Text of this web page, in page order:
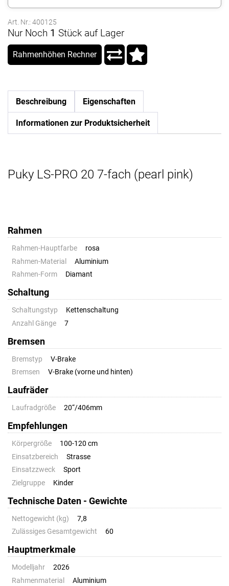
Art. Nr.: 400125
Nur Noch 1 Stück auf Lager
Rahmenhöhen Rechner
Beschreibung Eigenschaften
Informationen zur Produktsicherheit
Puky LS-PRO 20 7-fach (pearl pink)
Rahmen
Rahmen-Hauptfarbe
rosa
Rahmen-Material
Aluminium
Rahmen-Form
Diamant
Schaltung
Schaltungstyp
Kettenschaltung
Anzahl Gänge
7
Bremsen
Bremstyp
V-Brake
Bremsen
V-Brake (vorne und hinten)
Laufräder
Laufradgröße 20“/406mm
Empfehlungen
Körpergröße
100-120 cm
Einsatzbereich
Strasse
Einsatzzweck
Sport
Zielgruppe
Kinder
Technische Daten - Gewichte
Nettogewicht (kg)
7,8
Zulässiges Gesamtgewicht
60
Hauptmerkmale
Modelljahr
2026
Rahmenmaterial
Aluminium